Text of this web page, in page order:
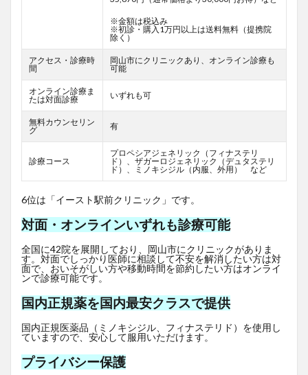
※金額は税込み
※初診・購入1万円以上は送料無料（提携院
除く）
アクセス・診療時
間
岡山市にクリニックあり、オンライン診療も
可能
オンライン診療ま
たは対面診療
いずれも可
無料カウンセリン
グ
有
診療コース
プロペシアジェネリック（フィナステリ
ド）、ザガーロジェネリック（デュタステリ
ド）、ミノキシジル（内服、外用） など
6位は「イースト駅前クリニック」です。
対面・オンラインいずれも診療可能
全国に42院を展開しており、岡山市にクリニックがありま
す。対面でしっかり医師に相談して不安を解消したい方は対
面で、おいそがしい方や移動時間を節約したい方はオンライ
ンで診療可能です。
国内正規薬を国内最安クラスで提供
国内正規医薬品（ミノキシジル、フィナステリド）を使用し
ていますので、安心して服用いただけます。
プライバシー保護